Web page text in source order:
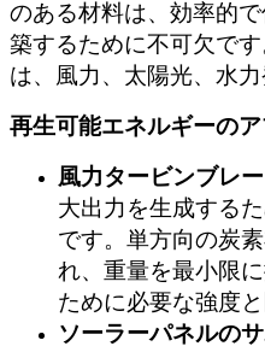
のある材料は、効率的
築するために不可欠で
は、風力、太陽光、水
再生可能エネルギーのア
風力タービンブレー
大出力を生成する
です。単方向の炭
れ、重量を最小限
ために必要な強度
ソーラーパネルのサ